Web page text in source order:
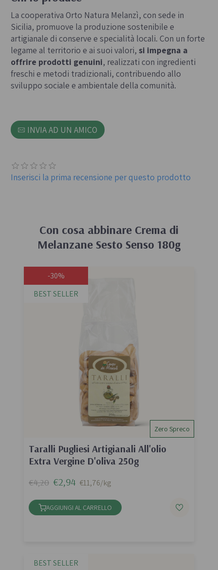
La cooperativa Orto Natura Melanzì, con sede in
Sicilia, promuove la produzione sostenibile e
artigianale di conserve e specialità locali. Con un forte
legame al territorio e ai suoi valori, si impegna a
offrire prodotti genuini, realizzati con ingredienti
freschi e metodi tradizionali, contribuendo allo
sviluppo sociale e ambientale della comunità.
INVIA AD UN AMICO
Inserisci la prima recensione per questo prodotto
Con cosa abbinare Crema di
Melanzane Sesto Senso 180g
Zero Spreco
Taralli Pugliesi Artigianali All'olio
Extra Vergine D'oliva 250g
-30%
BEST SELLER
€4,20 €2,94 €11,76/kg
AGGIUNGI AL CARRELLO
BEST SELLER